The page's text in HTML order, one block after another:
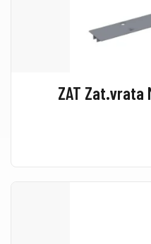
ZAT Zat.vrata